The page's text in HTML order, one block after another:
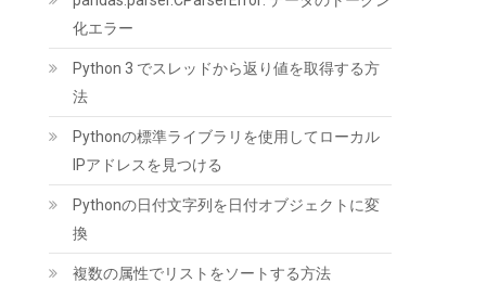
SYY サーマルペースト 3g CPUグリス カーボン
ベース 高性能 | CPUペースト;ヒートシンク/IC/
プロセッサ対応;熱インターフェース素材;非導
電;なめらか塗布
(5459796) GBP 3.32 (2026-08-07 04:03
GMT +09:00 時点 -詳細はこちら
化エラー
Python 3 でスレッドから返り値を取得する方
法
Pythonの標準ライブラリを使用してローカル
IPアドレスを見つける
Pythonの日付文字列を日付オブジェクトに変
換
複数の属性でリストをソートする方法